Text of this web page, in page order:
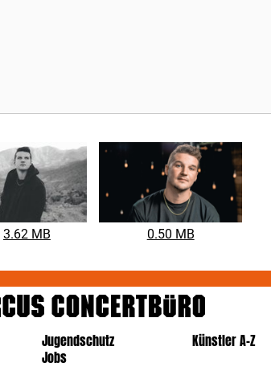
3.62 MB 0.50 MB
Jugendschutz
Jobs
Künstler A-Z